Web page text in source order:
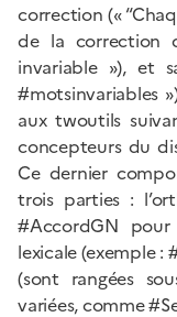
correction («
de la correction
invariable »), et
#motsinvariables
aux twoutils
concepteurs du
Ce dernier
trois parties :
#AccordGN
lexicale (exemple :
(sont rangées
variées, comme